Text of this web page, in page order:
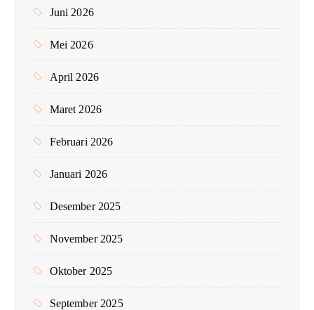
Juni 2026
Mei 2026
April 2026
Maret 2026
Februari 2026
Januari 2026
Desember 2025
November 2025
Oktober 2025
September 2025